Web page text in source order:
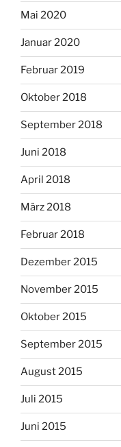
Mai 2020
Januar 2020
Februar 2019
Oktober 2018
September 2018
Juni 2018
April 2018
März 2018
Februar 2018
Dezember 2015
November 2015
Oktober 2015
September 2015
August 2015
Juli 2015
Juni 2015